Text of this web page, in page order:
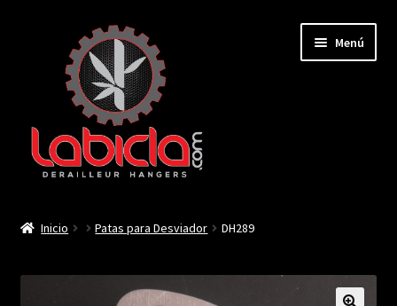
navegación
contenido
Menú
Inicio Patas para Desviador DH289